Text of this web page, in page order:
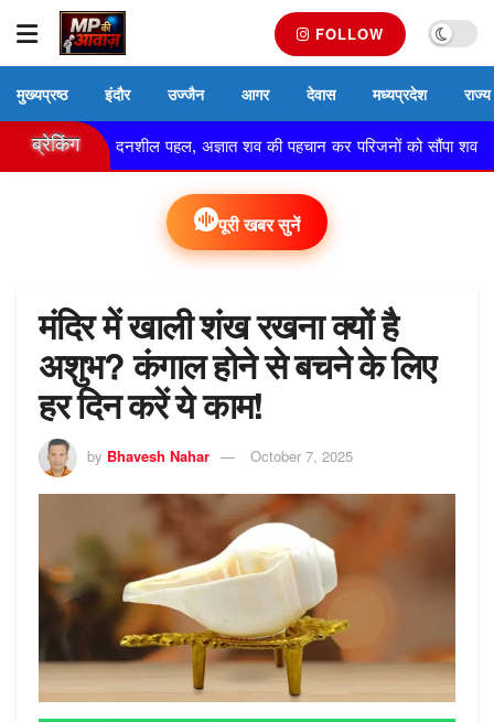
FOLLOW
मुख्यप्रष्ठ इंदौर उज्जैन आगर देवास मध्यप्रदेश राज्य
ब्रेकिंग
संवेदनशील पहल, अज्ञात शव की पहचान कर परिजनों को सौंपा शव
पूरी खबर सुनें
मंदिर में खाली शंख रखना क्यों है
अशुभ? कंगाल होने से बचने के लिए
हर दिन करें ये काम!
by Bhavesh Nahar October 7, 2025